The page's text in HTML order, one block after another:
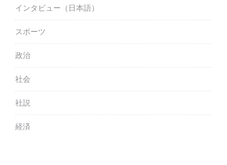
インタビュー（日本語）
スポーツ
政治
社会
社説
経済